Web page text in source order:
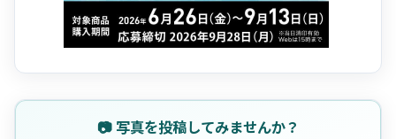
📷 写真を投稿してみませんか？